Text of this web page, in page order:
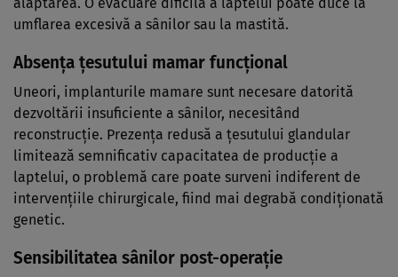
umflarea excesivă a sânilor sau la mastită.
Absența țesutului mamar funcțional
Uneori, implanturile mamare sunt necesare datorită
dezvoltării insuficiente a sânilor, necesitând
reconstrucție. Prezența redusă a țesutului glandular
limitează semnificativ capacitatea de producție a
laptelui, o problemă care poate surveni indiferent de
intervențiile chirurgicale, fiind mai degrabă condiționată
genetic.
Sensibilitatea sânilor post-operație